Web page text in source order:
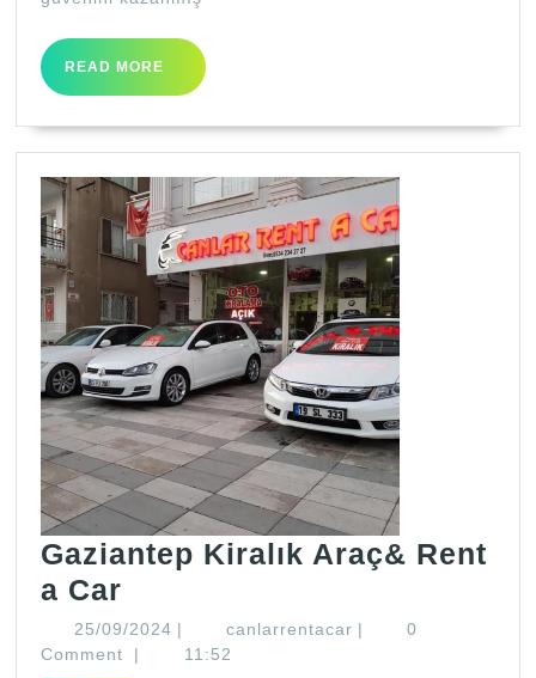
READ MORE
READ
MORE
Gaziantep Kiralık Araç& Rent
a Car
Kiralık
Araç&
25/09/202425/09/2024
| canlarrentacar canlarrentacar
|
0
Comment
| 11:52